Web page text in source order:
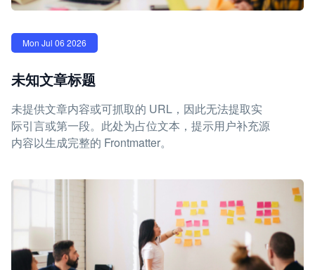
Mon Jul 06 2026
未知文章标题
未提供文章内容或可抓取的 URL，因此无法提取实
际引言或第一段。此处为占位文本，提示用户补充源
内容以生成完整的 Frontmatter。